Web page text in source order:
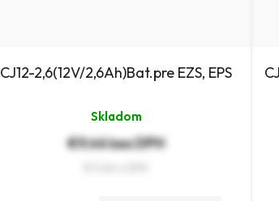
CJ12-2,6(12V/2,6Ah)Bat.pre EZS, EPS
Skladom
€9,46 bez DPH